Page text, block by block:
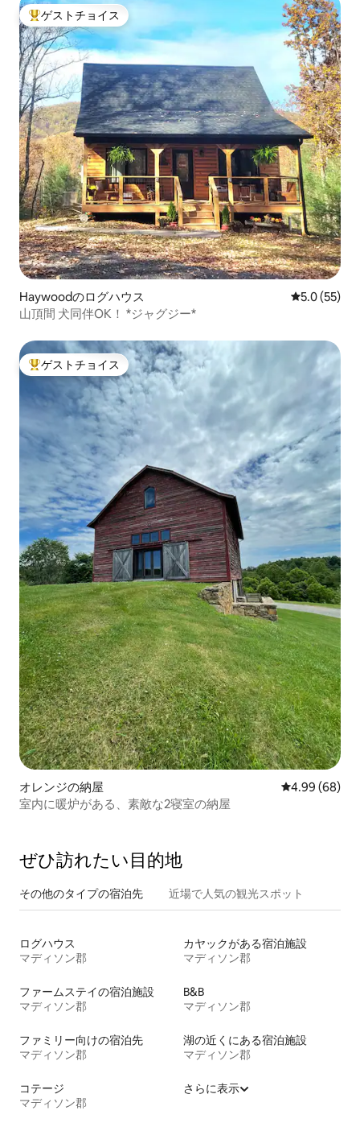
大好評のゲストチョイスです。
ゲストチョイス
Haywoodのログハウス レビュー55
5.0 (55)
山頂間 犬同伴OK！ *ジャグジー*
大好評のゲストチョイスです。
ゲストチョイス
オレンジの納屋 レビュー68件
4.99 (68)
室内に暖炉がある、素敵な2寝室の納屋
ぜひ訪⁠れ⁠た⁠い目⁠的⁠地
その他のタ⁠イ⁠プ⁠の宿⁠泊⁠先 近場で人気の観光スポット
ログハウス
マディソン郡
カヤックがある宿泊施設
マディソン郡
ファームステイの宿泊施設
マディソン郡
B&B
マディソン郡
ファミリー向けの宿泊先
マディソン郡
湖の近くにある宿泊施設
マディソン郡
コテージ
マディソン郡
さらに表示